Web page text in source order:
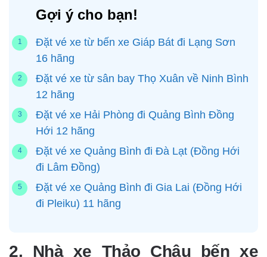
Gợi ý cho bạn!
Đặt vé xe từ bến xe Giáp Bát đi Lạng Sơn
16 hãng
Đặt vé xe từ sân bay Thọ Xuân về Ninh Bình
12 hãng
Đặt vé xe Hải Phòng đi Quảng Bình Đồng
Hới 12 hãng
Đặt vé xe Quảng Bình đi Đà Lạt (Đồng Hới
đi Lâm Đồng)
Đặt vé xe Quảng Bình đi Gia Lai (Đồng Hới
đi Pleiku) 11 hãng
2. Nhà xe Thảo Châu bến xe